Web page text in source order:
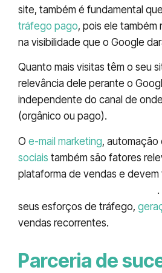
site, também é fundamental
tráfego pago, pois ele
na visibilidade que o Google
Quanto mais visitas têm o seu
relevância dele perante o
independente do canal de
(orgânico ou pago).
O e-mail marketing, automação
sociais também são fatores
plataforma de vendas e
seus esforços de tráfego,
vendas recorrentes.
Parceria de